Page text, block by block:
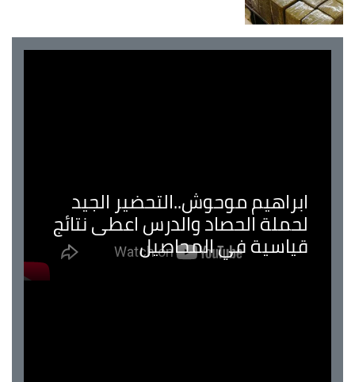
ابراهيم موحوش..التحضير الجيد
لحملة الحصاد والدرس اعطى نتائج
قياسية في المحاصيل